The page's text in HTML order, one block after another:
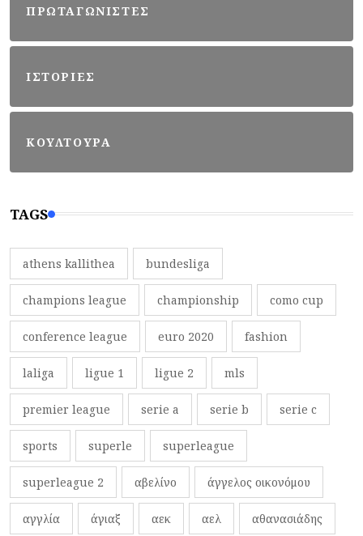
ΠΡΩΤΑΓΩΝΙΣΤΕΣ
ΙΣΤΟΡΙΕΣ
ΚΟΥΛΤΟΥΡΑ
TAGS
athens kallithea bundesliga
champions league championship como cup
conference league euro 2020 fashion
laliga ligue 1 ligue 2 mls
premier league serie a serie b serie c
sports superle superleague
superleague 2 αβελίνο άγγελος οικονόμου
αγγλία άγιαξ αεκ αελ αθανασιάδης